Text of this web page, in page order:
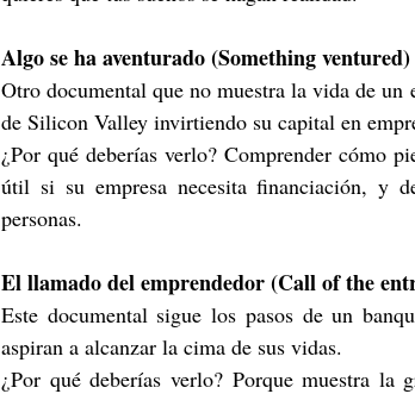
Algo se ha aventurado (Something ventured)
Otro documental que no muestra la vida de
de Silicon Valley invirtiendo su capital en
¿Por qué deberías verlo? Comprender cómo
útil si su empresa necesita financiación, y
personas.
El llamado del emprendedor (Call of the
Este documental sigue los pasos de un
aspiran a alcanzar la cima de sus vidas.
¿Por qué deberías verlo? Porque muestra la